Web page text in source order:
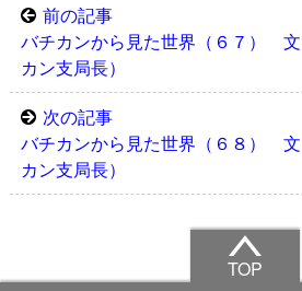
前の記事
バチカンから見た世界（６７）
カン支局長）
次の記事
バチカンから見た世界（６８）
カン支局長）
TOP